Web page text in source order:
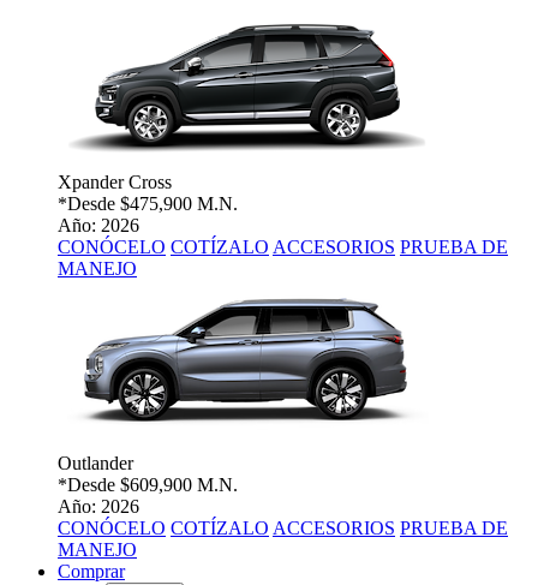
Xpander Cross
*Desde $475,900 M.N.
Año: 2026
CONÓCELO COTÍZALO ACCESORIOS PRUEBA DE
MANEJO
Outlander
*Desde $609,900 M.N.
Año: 2026
CONÓCELO COTÍZALO ACCESORIOS PRUEBA DE
MANEJO
Comprar